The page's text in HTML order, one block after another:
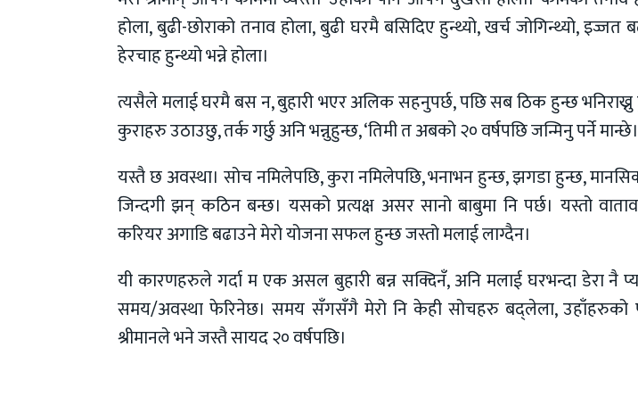
होला, बुढी-छोराको तनाव होला, बुढी घरमै बसिदिए हुन्थ्यो, खर्च जोगिन्थ्यो, इज्जत
हेरचाह हुन्थ्यो भन्ने होला।
त्यसैले मलाई घरमै बस न, बुहारी भएर अलिक सहनुपर्छ, पछि सब ठिक हुन्छ
कुराहरु उठाउछु, तर्क गर्छु अनि भन्नुहुन्छ, ‘तिमी त अबको २० वर्षपछि जन्मिनु पर्ने
यस्तै छ अवस्था। सोच नमिलेपछि, कुरा नमिलेपछि, भनाभन हुन्छ, झगडा हुन्छ,
जिन्दगी झन् कठिन बन्छ। यसको प्रत्यक्ष असर सानो बाबुमा नि पर्छ। यस्तो
करियर अगाडि बढाउने मेरो योजना सफल हुन्छ जस्तो मलाई लाग्दैन।
यी कारणहरुले गर्दा म एक असल बुहारी बन्न सक्दिनँ, अनि मलाई घरभन्दा डेरा नै
समय/अवस्था फेरिनेछ। समय सँगसँगै मेरो नि केही सोचहरु बद्लेला, उहाँहरुको
श्रीमानले भने जस्तै सायद २० वर्षपछि।